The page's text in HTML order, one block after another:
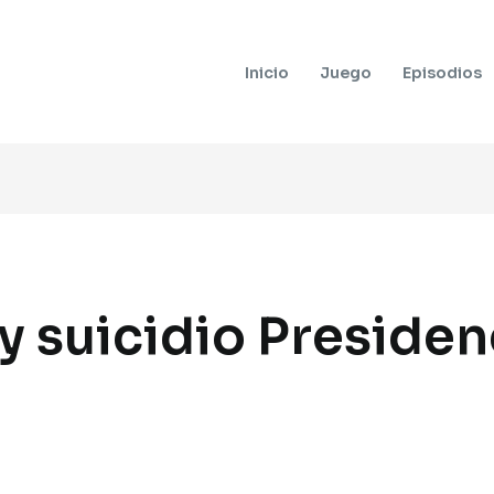
Inicio Juego Episodios
suicidio